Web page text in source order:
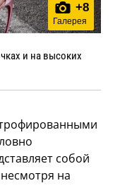
+8
Галерея
и на высоких
собой
на